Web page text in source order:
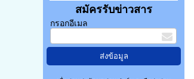
สมัครรับข่าวสาร
กรอกอีเมล